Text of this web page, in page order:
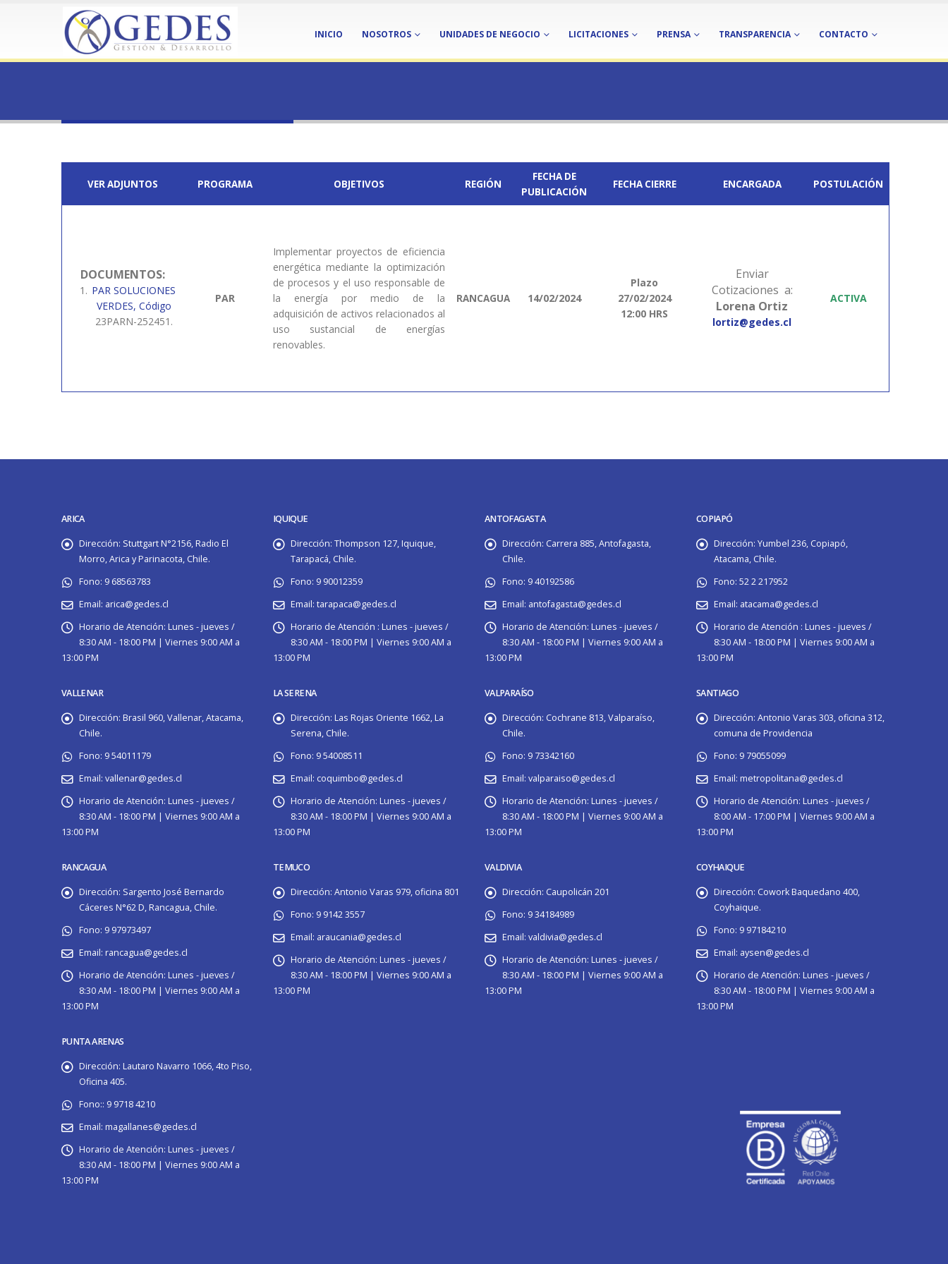
INICIO NOSOTROS UNIDADES DE NEGOCIO LICITACIONES PRENSA TRANSPARENCIA CONTACTO
VER ADJUNTOS PROGRAMA OBJETIVOS REGIÓN
FECHA DE
PUBLICACIÓN
FECHA CIERRE ENCARGADA POSTULACIÓN
DOCUMENTOS:
PAR SOLUCIONES
VERDES, Código
23PARN-252451.
PAR
Implementar proyectos de eficiencia
energética mediante la optimización
de procesos y el uso responsable de
la energía por medio de la
adquisición de activos relacionados al
uso sustancial de energías
renovables.
RANCAGUA 14/02/2024
Plazo
27/02/2024
12:00 HRS
Enviar
Cotizaciones a:
Lorena Ortiz
lortiz@gedes.cl
ACTIVA
ARICA
Dirección: Stuttgart N°2156, Radio El
Morro, Arica y Parinacota, Chile.
Fono: 9 68563783
Email: arica@gedes.cl
Horario de Atención: Lunes - jueves /
8:30 AM - 18:00 PM | Viernes 9:00 AM a
13:00 PM
VALLENAR
Dirección: Brasil 960, Vallenar, Atacama,
Chile.
Fono: 9 54011179
Email: vallenar@gedes.cl
Horario de Atención: Lunes - jueves /
8:30 AM - 18:00 PM | Viernes 9:00 AM a
13:00 PM
RANCAGUA
Dirección: Sargento José Bernardo
Cáceres N°62 D, Rancagua, Chile.
Fono: 9 97973497
Email: rancagua@gedes.cl
Horario de Atención: Lunes - jueves /
8:30 AM - 18:00 PM | Viernes 9:00 AM a
13:00 PM
PUNTA ARENAS
Dirección: Lautaro Navarro 1066, 4to Piso,
Oficina 405.
Fono:: 9 9718 4210
Email: magallanes@gedes.cl
Horario de Atención: Lunes - jueves /
8:30 AM - 18:00 PM | Viernes 9:00 AM a
13:00 PM
IQUIQUE
Dirección: Thompson 127, Iquique,
Tarapacá, Chile.
Fono: 9 90012359
Email: tarapaca@gedes.cl
Horario de Atención : Lunes - jueves /
8:30 AM - 18:00 PM | Viernes 9:00 AM a
13:00 PM
LA SERENA
Dirección: Las Rojas Oriente 1662, La
Serena, Chile.
Fono: 9 54008511
Email: coquimbo@gedes.cl
Horario de Atención: Lunes - jueves /
8:30 AM - 18:00 PM | Viernes 9:00 AM a
13:00 PM
TEMUCO
Dirección: Antonio Varas 979, oficina 801
Fono: 9 9142 3557
Email: araucania@gedes.cl
Horario de Atención: Lunes - jueves /
8:30 AM - 18:00 PM | Viernes 9:00 AM a
13:00 PM
ANTOFAGASTA
Dirección: Carrera 885, Antofagasta,
Chile.
Fono: 9 40192586
Email: antofagasta@gedes.cl
Horario de Atención: Lunes - jueves /
8:30 AM - 18:00 PM | Viernes 9:00 AM a
13:00 PM
VALPARAÍSO
Dirección: Cochrane 813, Valparaíso,
Chile.
Fono: 9 73342160
Email: valparaiso@gedes.cl
Horario de Atención: Lunes - jueves /
8:30 AM - 18:00 PM | Viernes 9:00 AM a
13:00 PM
VALDIVIA
Dirección: Caupolicán 201
Fono: 9 34184989
Email: valdivia@gedes.cl
Horario de Atención: Lunes - jueves /
8:30 AM - 18:00 PM | Viernes 9:00 AM a
13:00 PM
COPIAPÓ
Dirección: Yumbel 236, Copiapó,
Atacama, Chile.
Fono: 52 2 217952
Email: atacama@gedes.cl
Horario de Atención : Lunes - jueves /
8:30 AM - 18:00 PM | Viernes 9:00 AM a
13:00 PM
SANTIAGO
Dirección: Antonio Varas 303, oficina 312,
comuna de Providencia
Fono: 9 79055099
Email: metropolitana@gedes.cl
Horario de Atención: Lunes - jueves /
8:00 AM - 17:00 PM | Viernes 9:00 AM a
13:00 PM
COYHAIQUE
Dirección: Cowork Baquedano 400,
Coyhaique.
Fono: 9 97184210
Email: aysen@gedes.cl
Horario de Atención: Lunes - jueves /
8:30 AM - 18:00 PM | Viernes 9:00 AM a
13:00 PM